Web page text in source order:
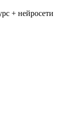
+ нейросети